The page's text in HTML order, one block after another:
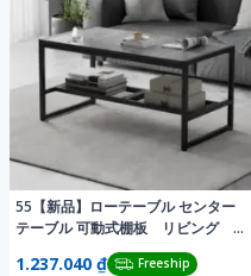
55【新品】ローテーブル センター
テーブル 可動式棚板 リビング 座
1.237.040 ₫ Freeship